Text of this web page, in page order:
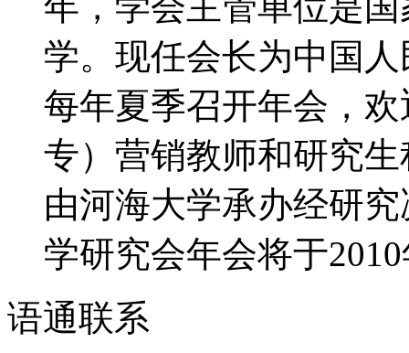
学。现任会长为中国
每年夏季召开年会，
专）营销教师和研究
由河海大学承办经研
学研究会年会将于
语通联系